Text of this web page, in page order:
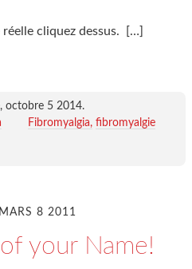
cliquez dessus. […]
octobre 5 2014.
Fibromyalgia fibromyalgie
8 2011
your Name!